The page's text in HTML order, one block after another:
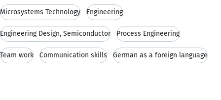
Microsystems Technology Engineering
Engineering Design, Semiconductor Process Engineering
Team work Communication skills German as a foreign language